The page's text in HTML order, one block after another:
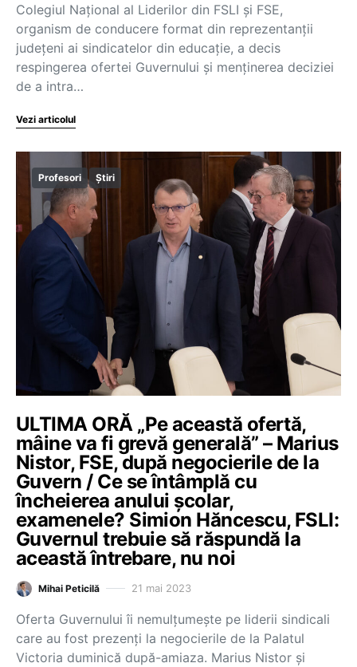
Colegiul Național al Liderilor din FSLI și FSE,
organism de conducere format din reprezentanții
județeni ai sindicatelor din educație, a decis
respingerea ofertei Guvernului și menținerea deciziei
de a intra…
Vezi articolul
Profesori Știri
ULTIMA ORĂ „Pe această ofertă,
mâine va fi grevă generală” – Marius
Nistor, FSE, după negocierile de la
Guvern / Ce se întâmplă cu
încheierea anului școlar,
examenele? Simion Hăncescu, FSLI:
Guvernul trebuie să răspundă la
această întrebare, nu noi
Mihai Peticilă 21 mai 2023
Oferta Guvernului îi nemulțumește pe liderii sindicali
care au fost prezenți la negocierile de la Palatul
Victoria duminică după-amiaza. Marius Nistor și